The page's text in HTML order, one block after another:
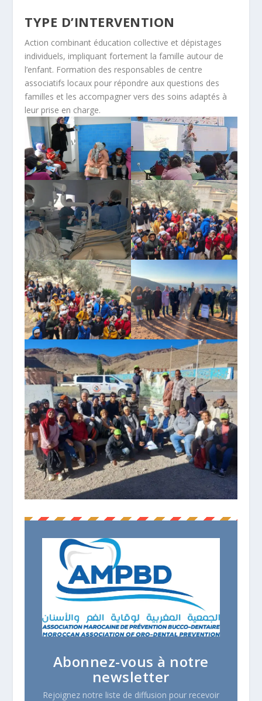
TYPE D’INTERVENTION
Action combinant éducation collective et dépistages
individuels, impliquant fortement la famille autour de
l’enfant. Formation des responsables de centre
associatifs locaux pour répondre aux questions des
familles et les accompagner vers des soins adaptés à
leur prise en charge.
Abonnez-vous à notre
newsletter
Rejoignez notre liste de diffusion pour recevoir